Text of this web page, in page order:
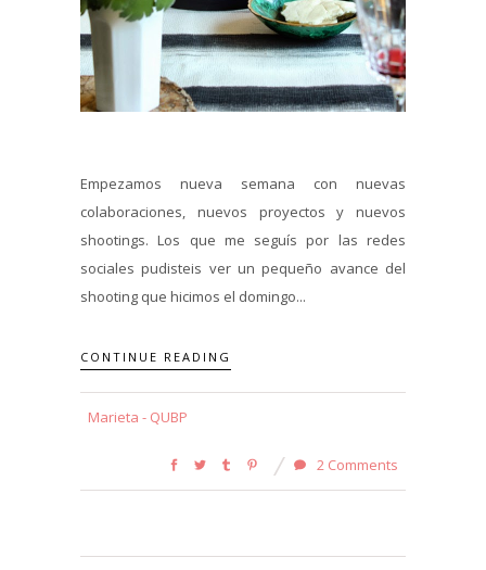
Empezamos nueva semana con nuevas
colaboraciones, nuevos proyectos y nuevos
shootings. Los que me seguís por las redes
sociales pudisteis ver un pequeño avance del
shooting que hicimos el domingo...
CONTINUE READING
Marieta - QUBP
2 Comments